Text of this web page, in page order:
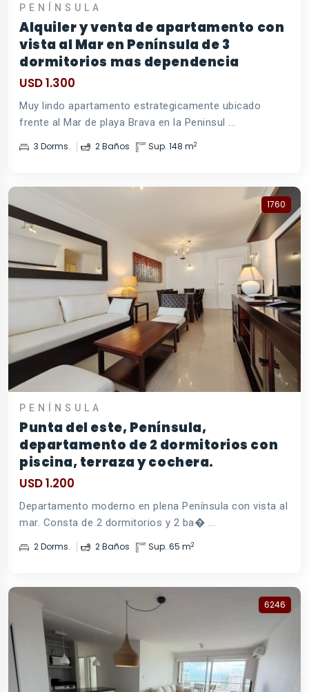
PENÍNSULA
Alquiler y venta de apartamento con
vista al Mar en Península de 3
dormitorios mas dependencia
USD 1.300
Muy lindo apartamento estrategicamente ubicado
frente al Mar de playa Brava en la Peninsul ...
3 Dorms. 2 Baños Sup. 148 m2
1760
PENÍNSULA
Punta del este, Península,
departamento de 2 dormitorios con
piscina, terraza y cochera.
USD 1.200
Departamento moderno en plena Península con vista al
mar. Consta de 2 dormitorios y 2 ba� ...
2 Dorms. 2 Baños Sup. 65 m2
6246